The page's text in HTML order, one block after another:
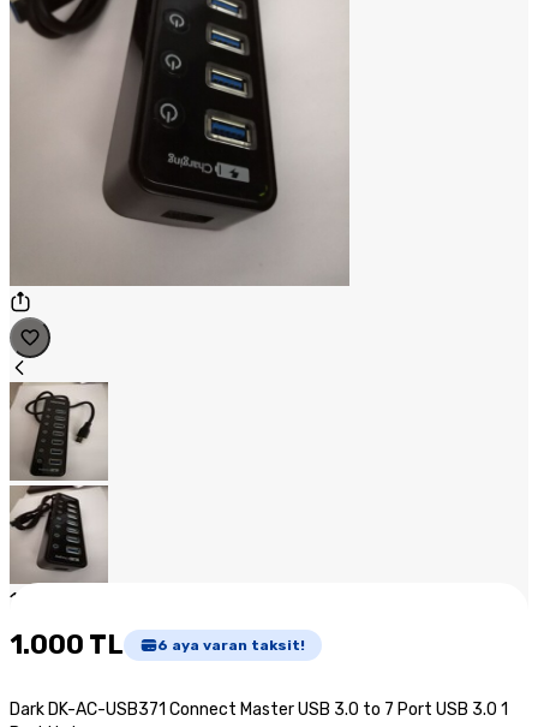
1
1.000 TL 6 aya varan taksit!
Dark DK-AC-USB371 Connect Master USB 3.0 to 7 Port USB 3.0 1